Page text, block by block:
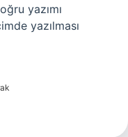
yazımı
yazılması